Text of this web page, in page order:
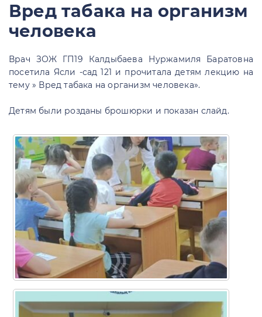
Вред табака на организм
человека
Врач ЗОЖ ГП19 Калдыбаева Нуржамиля Баратовна
посетила Ясли -сад 121 и прочитала детям лекцию на
тему » Вред табака на организм человека».
Детям были розданы брошюрки и показан слайд.